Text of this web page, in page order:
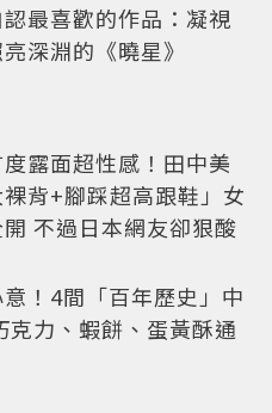
最喜歡的作品：凝視
深淵的《曉星》
露面超性感！田中美
背+腳踩超高跟鞋」女
不過日本網友卻狠酸
！4間「百年歷史」中
克力、蝦餅、蛋黃酥通